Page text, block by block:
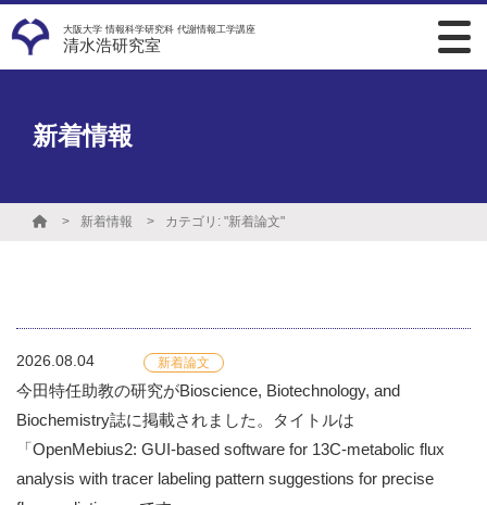
大阪大学 情報科学研究科 代謝情報工学講座
清水浩研究室
新着情報
新着情報 カテゴリ: "新着論文"
2026.08.04 新着論文
今田特任助教の研究がBioscience, Biotechnology, and
Biochemistry誌に掲載されました。タイトルは
「OpenMebius2: GUI-based software for 13C-metabolic flux
analysis with tracer labeling pattern suggestions for precise